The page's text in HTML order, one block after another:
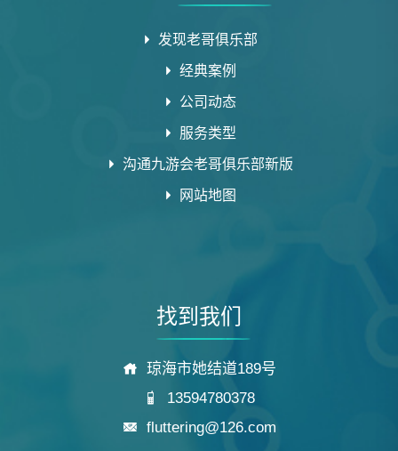
发现老哥俱乐部
经典案例
公司动态
服务类型
沟通九游会老哥俱乐部新版
网站地图
找到我们
琼海市她结道189号
13594780378
fluttering@126.com